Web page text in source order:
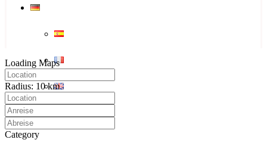
Loading Maps
Radius: 10 km
Category